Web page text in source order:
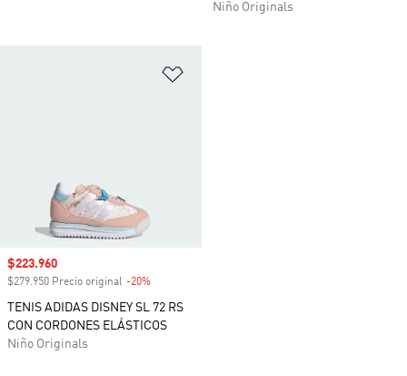
Niño Originals
Precio de venta
$223.960
$279.950 Precio original -20%
TENIS ADIDAS DISNEY SL 72 RS
CON CORDONES ELÁSTICOS
Niño Originals